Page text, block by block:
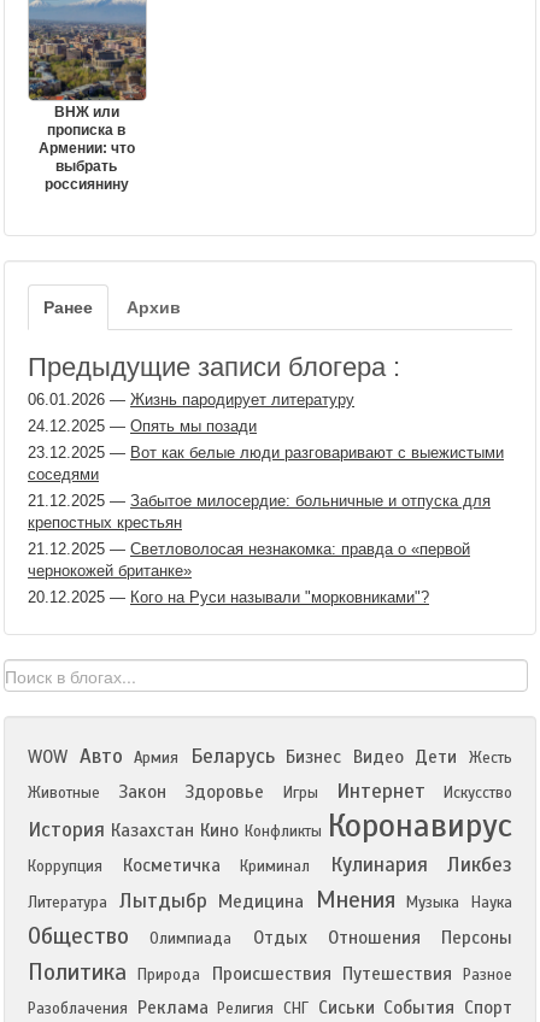
ВНЖ или
прописка в
Армении: что
выбрать
россиянину
Ранее Архив
Предыдущие записи блогера :
06.01.2026 — Жизнь пародирует литературу
24.12.2025 — Опять мы позади
23.12.2025 — Вот как белые люди разговаривают с выежистыми
соседями
21.12.2025 — Забытое милосердие: больничные и отпуска для
крепостных крестьян
21.12.2025 — Светловолосая незнакомка: правда о «первой
чернокожей британке»
20.12.2025 — Кого на Руси называли "морковниками"?
WOW Авто Армия Беларусь Бизнес Видео Дети
Жесть
Животные
Закон Здоровье Игры Интернет Искусство
История Казахстан Кино Конфликты Коронавирус
Коррупция Косметичка Криминал Кулинария Ликбез
Литература Лытдыбр Медицина Мнения Музыка Наука
Общество Олимпиада Отдых Отношения Персоны
Политика Природа Происшествия Путешествия
Разное
Разоблачения
Реклама Религия СНГ Сиськи События Спорт